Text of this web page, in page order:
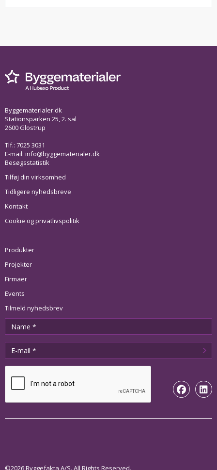
Byggematerialer.dk
Stationsparken 25, 2. sal
2600 Glostrup
Tlf.: 7025 3031
E-mail: info@byggematerialer.dk
Besøgsstatistik
Tilføj din virksomhed
Tidligere nyhedsbreve
Kontakt
Cookie og privatlivspolitik
Produkter
Projekter
Firmaer
Events
Tilmeld nyhedsbrev
©2026 Byggefakta A/S. All Rights Reserved.